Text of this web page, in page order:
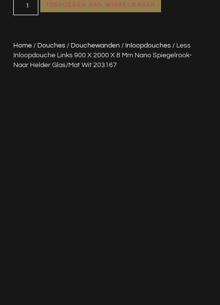
Home/ Douches/ Douchewanden / Inloopdouches/ Less
Inloopdouche Links 900 X 2000 X 8 Mm Nano Spiegelrook-
Naar Helder Glas/mat Wit 203167
TOEVOEGEN AAN WINKELWAGEN